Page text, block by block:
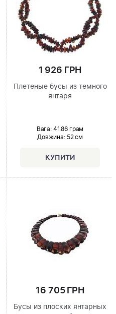
1 926 ГРН
Плетеные бусы из темного
янтаря
Вага: 41.86 грам
Довжина:52 см
16 705 ГРН
Бусы из плоских янтарных